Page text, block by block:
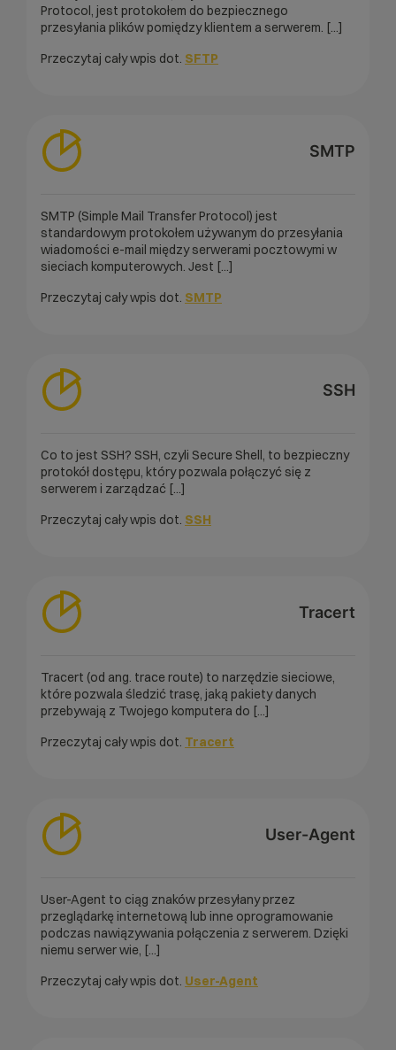
Protocol, jest protokołem do bezpiecznego
przesyłania plików pomiędzy klientem a serwerem. [...]
Przeczytaj cały wpis dot. SFTP
SMTP
SMTP (Simple Mail Transfer Protocol) jest
standardowym protokołem używanym do przesyłania
wiadomości e-mail między serwerami pocztowymi w
sieciach komputerowych. Jest [...]
Przeczytaj cały wpis dot. SMTP
SSH
Co to jest SSH? SSH, czyli Secure Shell, to bezpieczny
protokół dostępu, który pozwala połączyć się z
serwerem i zarządzać [...]
Przeczytaj cały wpis dot. SSH
Tracert
Tracert (od ang. trace route) to narzędzie sieciowe,
które pozwala śledzić trasę, jaką pakiety danych
przebywają z Twojego komputera do [...]
Przeczytaj cały wpis dot. Tracert
User-Agent
User-Agent to ciąg znaków przesyłany przez
przeglądarkę internetową lub inne oprogramowanie
podczas nawiązywania połączenia z serwerem. Dzięki
niemu serwer wie, [...]
Przeczytaj cały wpis dot. User-Agent